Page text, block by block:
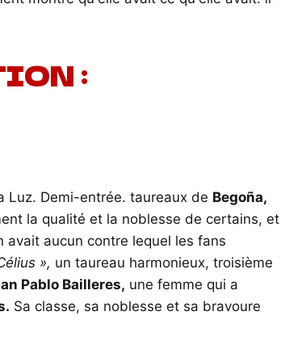
:
Luz. Demi-entrée. taureaux de Begoña,
la qualité et la noblesse de certains, et
aucun contre lequel les fans
», un taureau harmonieux, troisième
Pablo Bailleres, une femme qui a
Sa classe, sa noblesse et sa bravoure